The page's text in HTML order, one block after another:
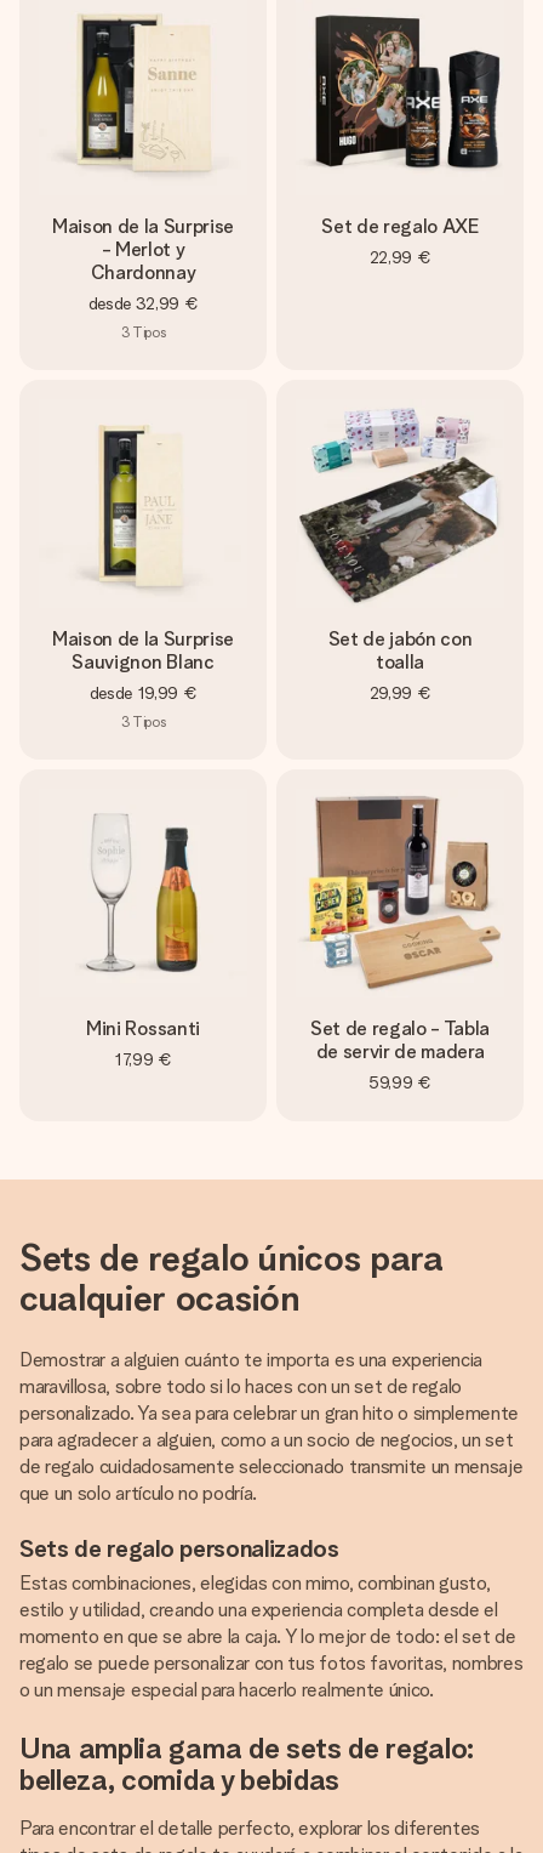
Maison de la Surprise
- Merlot y
Chardonnay
desde 32,99 €
3 Tipos
Set de regalo AXE
22,99 €
Maison de la Surprise
Sauvignon Blanc
desde 19,99 €
3 Tipos
Set de jabón con
toalla
29,99 €
Mini Rossanti
17,99 €
Set de regalo - Tabla
de servir de madera
59,99 €
Sets de regalo únicos para
cualquier ocasión
Demostrar a alguien cuánto te importa es una experiencia
maravillosa, sobre todo si lo haces con un set de regalo
personalizado. Ya sea para celebrar un gran hito o simplemente
para agradecer a alguien, como a un socio de negocios, un set
de regalo cuidadosamente seleccionado transmite un mensaje
que un solo artículo no podría.
Sets de regalo personalizados
Estas combinaciones, elegidas con mimo, combinan gusto,
estilo y utilidad, creando una experiencia completa desde el
momento en que se abre la caja. Y lo mejor de todo: el set de
regalo se puede personalizar con tus fotos favoritas, nombres
o un mensaje especial para hacerlo realmente único.
Una amplia gama de sets de regalo:
belleza, comida y bebidas
Para encontrar el detalle perfecto, explorar los diferentes